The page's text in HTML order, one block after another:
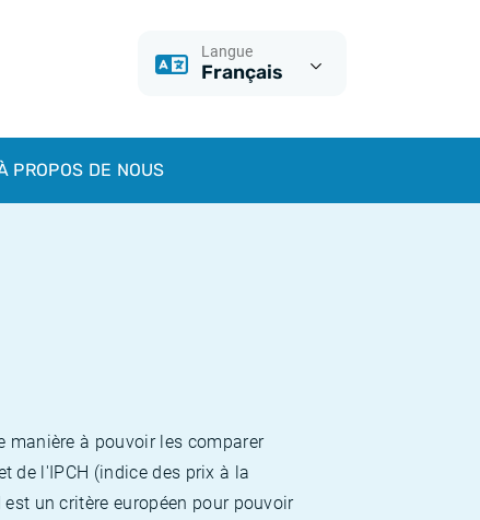
Langue
Français
PROPOS DE NOUS
manière à pouvoir les comparer
de l'IPCH (indice des prix à la
un critère européen pour pouvoir